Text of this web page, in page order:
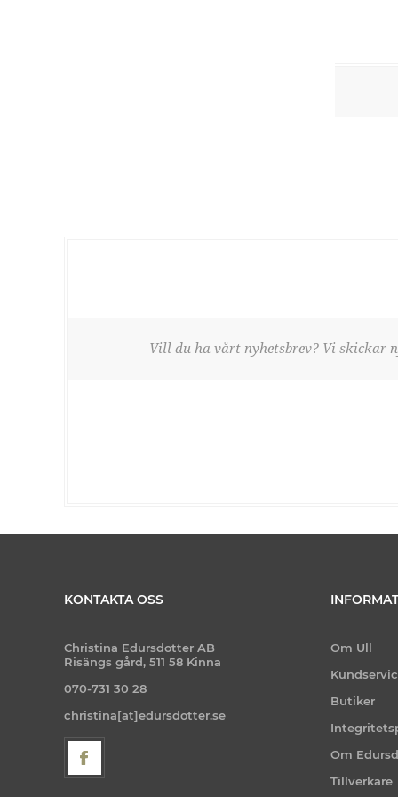
Vill du ha vårt nyhetsbrev? Vi skickar
KONTAKTA OSS
Christina Edursdotter AB
Risängs gård, 511 58 Kinna
070-731 30 28
christina[at]edursdotter.se
Om Ull
Butiker
Om
Tillverkare